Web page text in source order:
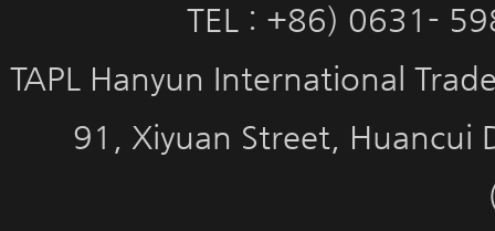
TEL : +86) 0631-
TAPL Hanyun International
91, Xiyuan Street, Huancui